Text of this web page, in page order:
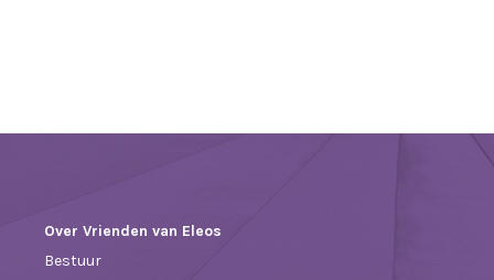
Over Vrienden van Eleos
Bestuur